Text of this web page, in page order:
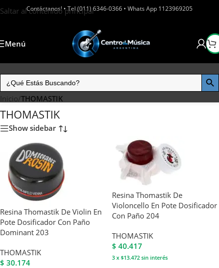
Saltar al contenido principal
Contáctanos! • Tel (011) 6346-0366 • Whats App 1123969205
Menú
Inicio/THOMASTIK
THOMASTIK
Show sidebar
Resina Thomastik De Violin En
Pote Dosificador Con Paño
Dominant 203
THOMASTIK
$ 30.174
Resina Thomastik De
Violoncello En Pote Dosificador
Con Paño 204
THOMASTIK
$ 40.417
3 x $13.472 sin interés